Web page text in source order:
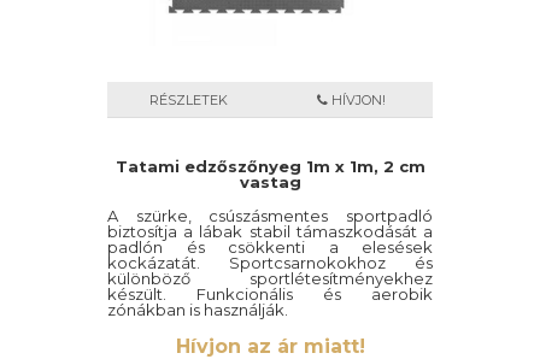
RÉSZLETEK HÍVJON!
Tatami edzőszőnyeg 1m x 1m, 2 cm
vastag
A szürke, csúszásmentes sportpadló
biztosítja a lábak stabil támaszkodását a
padlón és csökkenti a elesések
kockázatát. Sportcsarnokokhoz és
különböző sportlétesítményekhez
készült. Funkcionális és aerobik
zónákban is használják.
Kisgyermekek mozgásához is alkalmas.
Hívjon az ár miatt!